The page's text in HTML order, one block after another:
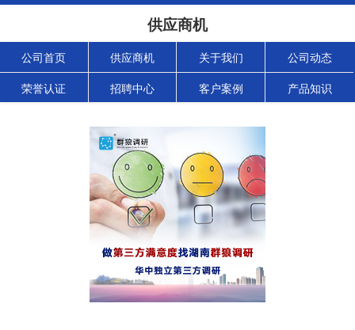
供应商机
公司首页 供应商机 关于我们 公司动态
荣誉认证 招聘中心 客户案例 产品知识